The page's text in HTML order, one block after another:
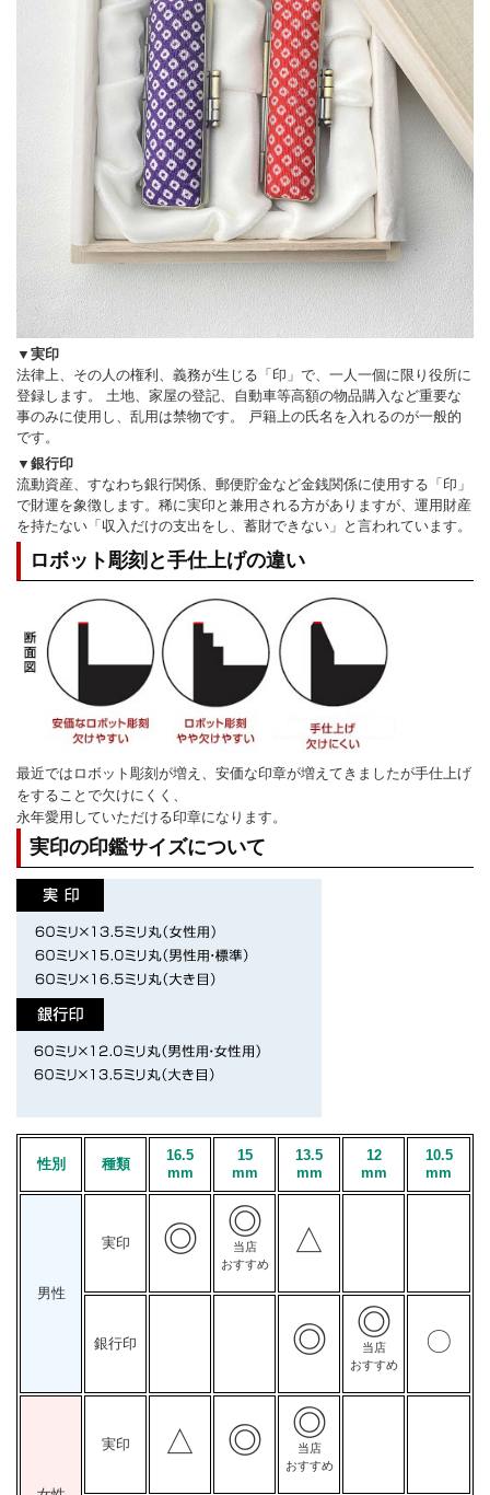
▼実印
法律上、その人の権利、義務が生じる「印」で、一人一個に限り役所に
登録します。 土地、家屋の登記、自動車等高額の物品購入など重要な
事のみに使用し、乱用は禁物です。 戸籍上の氏名を入れるのが一般的
です。
▼銀行印
流動資産、すなわち銀行関係、郵便貯金など金銭関係に使用する「印」
で財運を象徴します。稀に実印と兼用される方がありますが、運用財産
を持たない「収入だけの支出をし、蓄財できない」と言われています。
ロボット彫刻と手仕上げの違い
最近ではロボット彫刻が増え、安価な印章が増えてきましたが手仕上げ
をすることで欠けにくく、
永年愛用していただける印章になります。
実印の印鑑サイズについて
性別 種類
16.5
mm
15
mm
13.5
mm
12
mm
10.5
mm
男性
実印 ◎ ◎
当店
おすすめ
△
銀行印 ◎ ◎
当店
おすすめ
〇
実印 △ ◎ ◎
当店
おすすめ